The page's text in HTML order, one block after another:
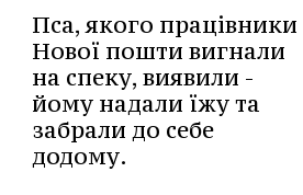
Пса, якого працівники
Нової пошти вигнали
на спеку, виявили -
йому надали їжу та
забрали до себе
додому.